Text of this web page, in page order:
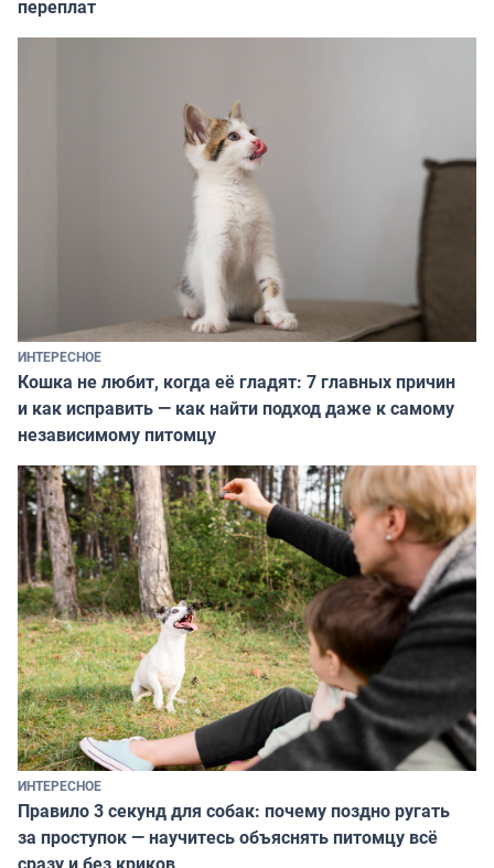
переплат
ИНТЕРЕСНОЕ
Кошка не любит, когда её гладят: 7 главных причин
и как исправить — как найти подход даже к самому
независимому питомцу
ИНТЕРЕСНОЕ
Правило 3 секунд для собак: почему поздно ругать
за проступок — научитесь объяснять питомцу всё